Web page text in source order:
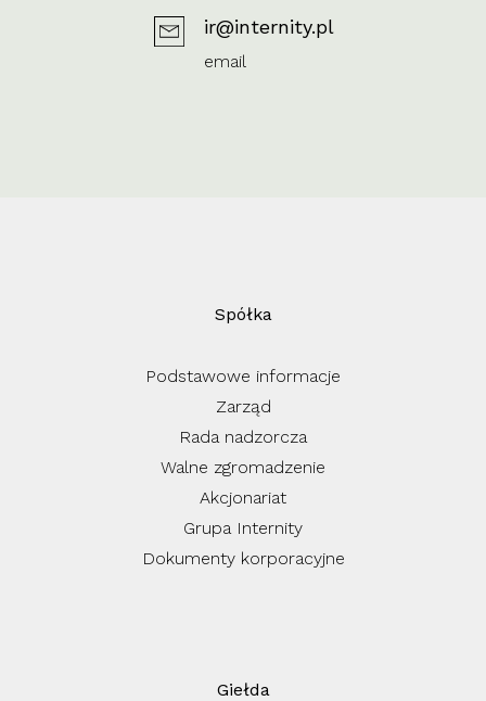
ir@internity.pl
email
Spółka
Podstawowe informacje
Zarząd
Rada nadzorcza
Walne zgromadzenie
Akcjonariat
Grupa Internity
Dokumenty korporacyjne
Giełda